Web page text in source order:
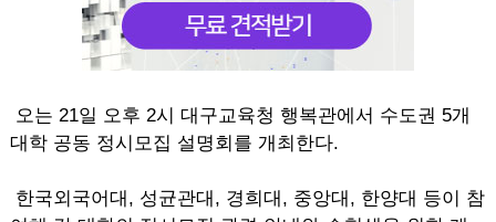
오는 21일 오후 2시 대구교육청 행복관에서 수도권 5개
대학 공동 정시모집 설명회를 개최한다.
한국외국어대, 성균관대, 경희대, 중앙대, 한양대 등이 참